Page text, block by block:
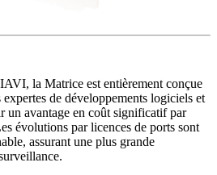
la Matrice est entièrement conçue
de développements logiciels et
un avantage en coût significatif par
évolutions par licences de ports sont
assurant une plus grande